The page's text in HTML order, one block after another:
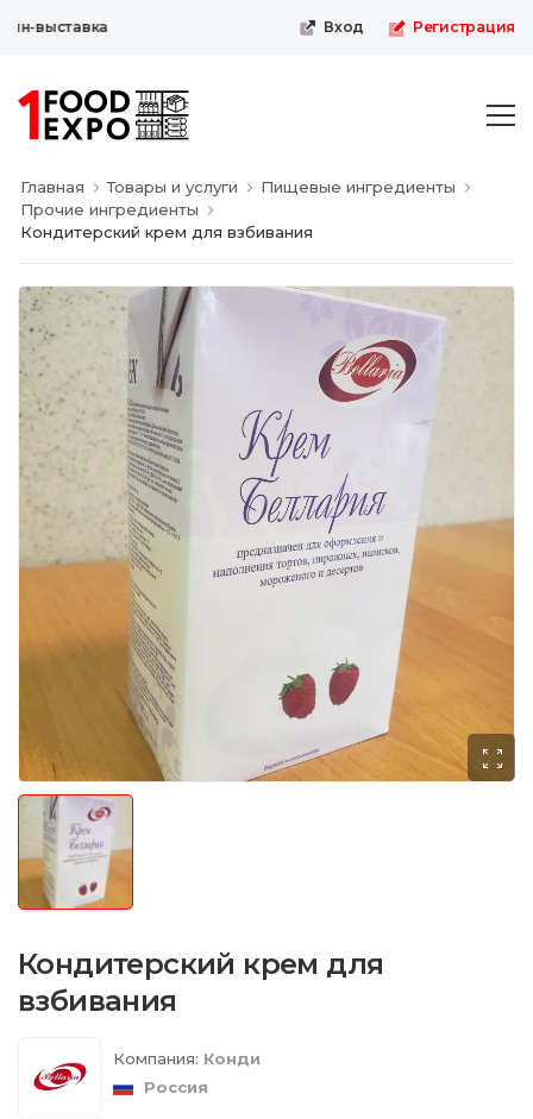
выставка Вход Регистрация
Главная Товары и услуги
Пищевые ингредиенты
Прочие ингредиенты
Кондитерский крем для взбивания
Кондитерский крем для
взбивания
Компания: Конди
Россия